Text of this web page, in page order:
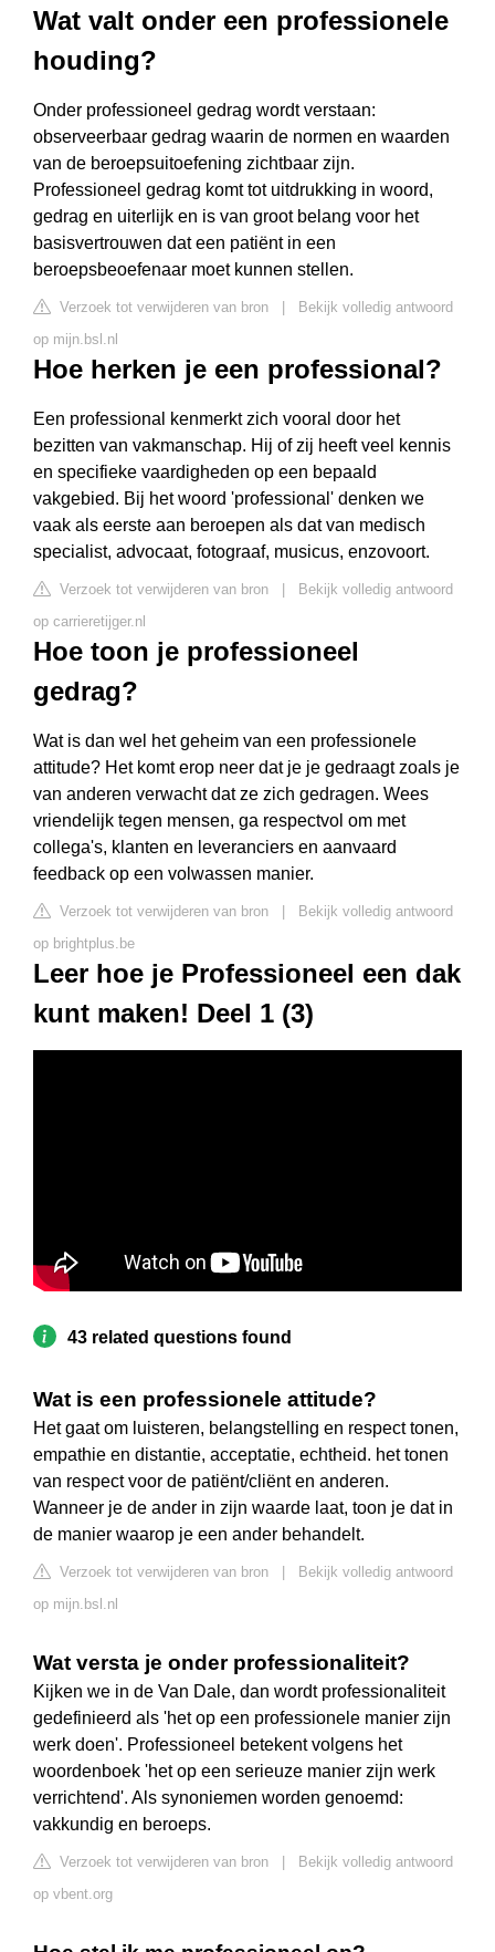
Wat valt onder een professionele
houding?
Onder professioneel gedrag wordt verstaan:
observeerbaar gedrag waarin de normen en waarden
van de beroepsuitoefening zichtbaar zijn.
Professioneel gedrag komt tot uitdrukking in woord,
gedrag en uiterlijk en is van groot belang voor het
basisvertrouwen dat een patiënt in een
beroepsbeoefenaar moet kunnen stellen.
Verzoek tot verwijderen van bron
Bekijk volledig antwoord
op mijn.bsl.nl
Hoe herken je een professional?
Een professional kenmerkt zich vooral door het
bezitten van vakmanschap. Hij of zij heeft veel kennis
en specifieke vaardigheden op een bepaald
vakgebied. Bij het woord 'professional' denken we
vaak als eerste aan beroepen als dat van medisch
specialist, advocaat, fotograaf, musicus, enzovoort.
Verzoek tot verwijderen van bron
Bekijk volledig antwoord
op carrieretijger.nl
Hoe toon je professioneel
gedrag?
Wat is dan wel het geheim van een professionele
attitude? Het komt erop neer dat je je gedraagt zoals je
van anderen verwacht dat ze zich gedragen. Wees
vriendelijk tegen mensen, ga respectvol om met
collega's, klanten en leveranciers en aanvaard
feedback op een volwassen manier.
Verzoek tot verwijderen van bron
Bekijk volledig antwoord
op brightplus.be
Leer hoe je Professioneel een dak
kunt maken! Deel 1 (3)
43 related questions found
Wat is een professionele attitude?
Het gaat om luisteren, belangstelling en respect tonen,
empathie en distantie, acceptatie, echtheid. het tonen
van respect voor de patiënt/cliënt en anderen.
Wanneer je de ander in zijn waarde laat, toon je dat in
de manier waarop je een ander behandelt.
Verzoek tot verwijderen van bron
Bekijk volledig antwoord
op mijn.bsl.nl
Wat versta je onder professionaliteit?
Kijken we in de Van Dale, dan wordt professionaliteit
gedefinieerd als 'het op een professionele manier zijn
werk doen'. Professioneel betekent volgens het
woordenboek 'het op een serieuze manier zijn werk
verrichtend'. Als synoniemen worden genoemd:
vakkundig en beroeps.
Verzoek tot verwijderen van bron
Bekijk volledig antwoord
op vbent.org